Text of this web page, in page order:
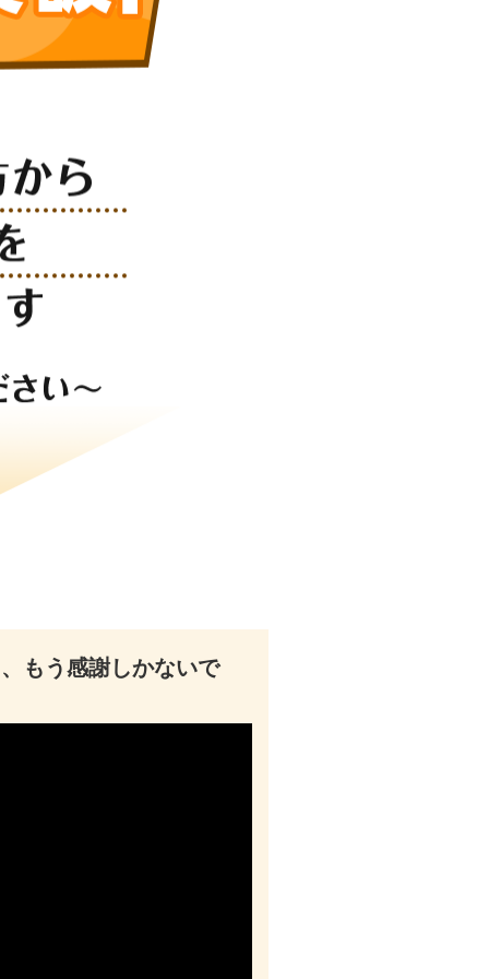
もう感謝しかないで